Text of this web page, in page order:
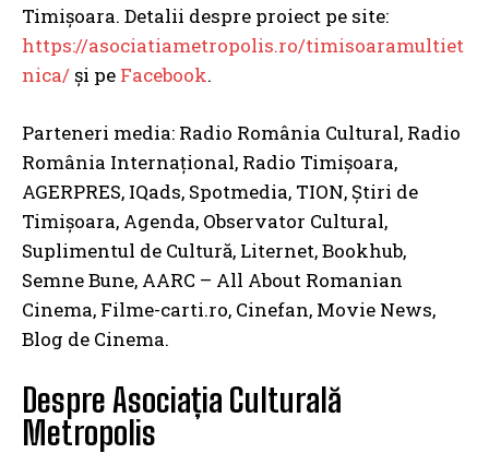
Timișoara. Detalii despre proiect pe site:
https://asociatiametropolis.ro/timisoaramultiet
nica/și pe Facebook.
Parteneri media: Radio România Cultural, Radio
România Internațional, Radio Timișoara,
AGERPRES, IQads, Spotmedia, TION, Știri de
Timișoara, Agenda, Observator Cultural,
Suplimentul de Cultură, Liternet, Bookhub,
Semne Bune, AARC – All About Romanian
Cinema, Filme-carti.ro, Cinefan, Movie News,
Blog de Cinema.
Despre Asociația Culturală
Metropolis